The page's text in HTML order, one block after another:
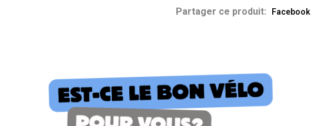
Partager ce produit: Facebook